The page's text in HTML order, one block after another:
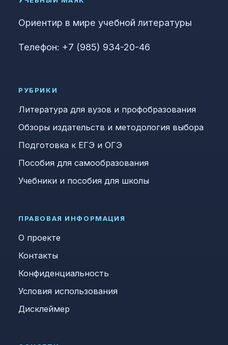
Ориентир в мире учебной литературы
Телефон: +7 (985) 934-20-46
РУБРИКИ
Литература для вузов и профобразования
Обзоры издательств и методология выбора
Подготовка к ЕГЭ и ОГЭ
Пособия для самообразования
Учебники и пособия для школы
ПРАВОВАЯ ИНФОРМАЦИЯ
О проекте
Контакты
Конфиденциальность
Условия использования
Дисклеймер